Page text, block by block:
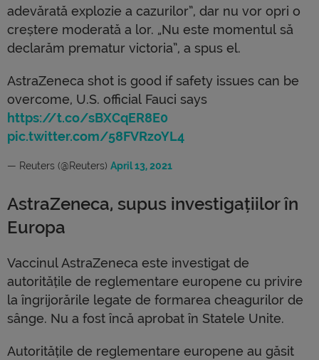
adevărată explozie a cazurilor”, dar nu vor opri o
creștere moderată a lor. „Nu este momentul să
declarăm prematur victoria”, a spus el.
AstraZeneca shot is good if safety issues can be
overcome, U.S. official Fauci says
https://t.co/sBXCqER8E0
pic.twitter.com/58FVRzoYL4
— Reuters (@Reuters) April 13, 2021
AstraZeneca, supus investigațiilor în
Europa
Vaccinul AstraZeneca este investigat de
autoritățile de reglementare europene cu privire
la îngrijorările legate de formarea cheagurilor de
sânge. Nu a fost încă aprobat în Statele Unite.
Autoritățile de reglementare europene au găsit